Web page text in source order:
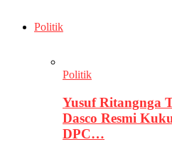
Politik
Politik
Yusuf Ritangnga
Dasco Resmi
DPC…